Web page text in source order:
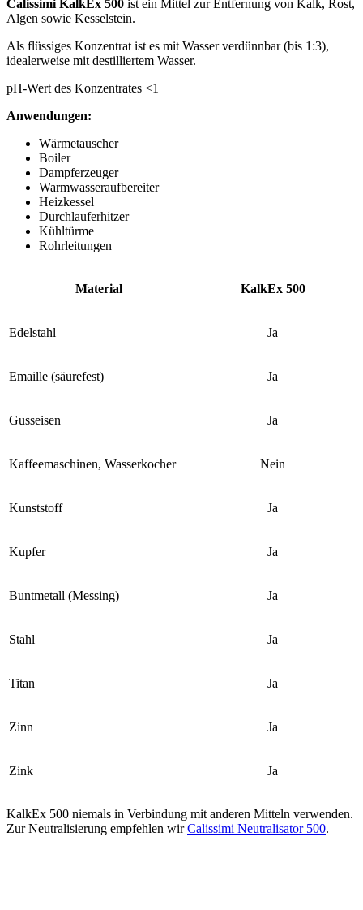
Calissimi KalkEx 500 ist ein Mittel zur Entfernung von Kalk, Rost,
Algen sowie Kesselstein.
Als flüssiges Konzentrat ist es mit Wasser verdünnbar (bis 1:3),
idealerweise mit destilliertem Wasser.
pH-Wert des Konzentrates <1
Anwendungen:
Wärmetauscher
Boiler
Dampferzeuger
Warmwasseraufbereiter
Heizkessel
Durchlauferhitzer
Kühltürme
Rohrleitungen
Material KalkEx 500
Edelstahl Ja
Emaille (säurefest) Ja
Gusseisen Ja
Kaffeemaschinen, Wasserkocher Nein
Kunststoff Ja
Kupfer Ja
Buntmetall (Messing) Ja
Stahl Ja
Titan Ja
Zinn Ja
Zink Ja
KalkEx 500 niemals in Verbindung mit anderen Mitteln verwenden.
Zur Neutralisierung empfehlen wirCalissimi Neutralisator 500.